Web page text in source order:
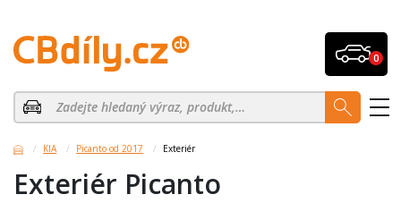
0
KIA Picanto od 2017 Exteriér
Exteriér Picanto